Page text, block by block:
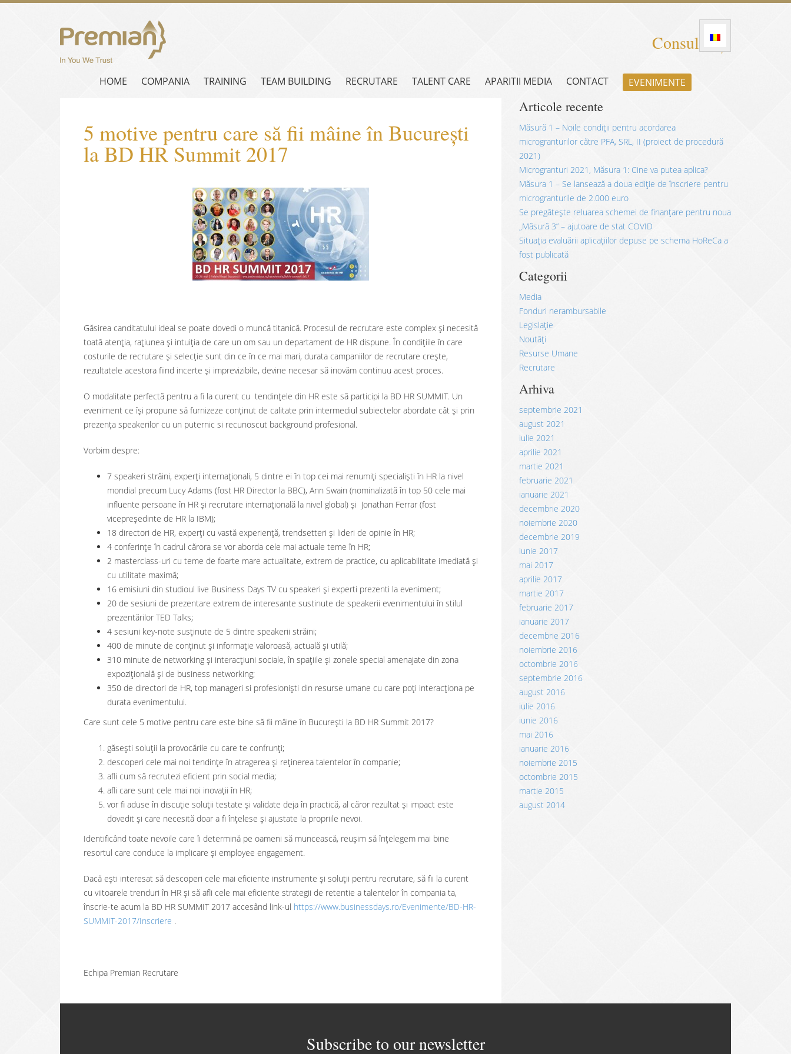
Consultanță
HOME COMPANIA TRAINING TEAM BUILDING RECRUTARE TALENT CARE APARITII MEDIA CONTACT EVENIMENTE
5 motive pentru care să fii mâine în București
la BD HR Summit 2017
Găsirea canditatului ideal se poate dovedi o muncă titanică. Procesul de recrutare este complex și necesită
toată atenția, rațiunea și intuiția de care un om sau un departament de HR dispune. În condițiile în care
costurile de recrutare și selecție sunt din ce în ce mai mari, durata campaniilor de recrutare crește,
rezultatele acestora fiind incerte și imprevizibile, devine necesar să inovăm continuu acest proces.
O modalitate perfectă pentru a fi la curent cu tendințele din HR este să participi la BD HR SUMMIT. Un
eveniment ce își propune să furnizeze conținut de calitate prin intermediul subiectelor abordate cât și prin
prezența speakerilor cu un puternic si recunoscut background profesional.
Vorbim despre:
7 speakeri străini, experți internaționali, 5 dintre ei în top cei mai renumiți specialiști în HR la nivel
mondial precum Lucy Adams (fost HR Director la BBC), Ann Swain (nominalizată în top 50 cele mai
influente persoane în HR și recrutare internațională la nivel global) și Jonathan Ferrar (fost
vicepreședinte de HR la IBM);
18 directori de HR, experți cu vastă experiență, trendsetteri și lideri de opinie în HR;
4 conferințe în cadrul cărora se vor aborda cele mai actuale teme în HR;
2 masterclass-uri cu teme de foarte mare actualitate, extrem de practice, cu aplicabilitate imediată și
cu utilitate maximă;
16 emisiuni din studioul live Business Days TV cu speakeri și experti prezenti la eveniment;
20 de sesiuni de prezentare extrem de interesante sustinute de speakerii evenimentului în stilul
prezentărilor TED Talks;
4 sesiuni key-note susținute de 5 dintre speakerii străini;
400 de minute de conținut și informație valoroasă, actuală și utilă;
310 minute de networking și interacțiuni sociale, în spațiile și zonele special amenajate din zona
expozițională și de business networking;
350 de directori de HR, top manageri si profesioniști din resurse umane cu care poți interacționa pe
durata evenimentului.
Care sunt cele 5 motive pentru care este bine să fii mâine în București la BD HR Summit 2017?
găsești soluții la provocările cu care te confrunți;
descoperi cele mai noi tendințe în atragerea și reținerea talentelor în companie;
afli cum să recrutezi eficient prin social media;
afli care sunt cele mai noi inovații în HR;
vor fi aduse în discuție soluții testate și validate deja în practică, al căror rezultat și impact este
dovedit și care necesită doar a fi înțelese și ajustate la propriile nevoi.
Identificând toate nevoile care îi determină pe oameni să muncească, reuşim să înţelegem mai bine
resortul care conduce la implicare şi employee engagement.
Dacă ești interesat să descoperi cele mai eficiente instrumente și soluții pentru recrutare, să fii la curent
cu viitoarele trenduri în HR și să afli cele mai eficiente strategii de retentie a talentelor în compania ta,
înscrie-te acum la BD HR SUMMIT 2017 accesând link-ul https://www.businessdays.ro/Evenimente/BD-HR-
SUMMIT-2017/Inscriere .
Echipa Premian Recrutare
Articole recente
Măsură 1 – Noile condiții pentru acordarea
microgranturilor către PFA, SRL, II (proiect de procedură
2021)
Microgranturi 2021, Măsura 1: Cine va putea aplica?
Măsura 1 – Se lansează a doua ediție de înscriere pentru
microgranturile de 2.000 euro
Se pregătește reluarea schemei de finanțare pentru noua
„Măsură 3” – ajutoare de stat COVID
Situația evaluării aplicațiilor depuse pe schema HoReCa a
fost publicată
Categorii
Media
Fonduri nerambursabile
Legislație
Noutăți
Resurse Umane
Recrutare
Arhiva
septembrie 2021
august 2021
iulie 2021
aprilie 2021
martie 2021
februarie 2021
ianuarie 2021
decembrie 2020
noiembrie 2020
decembrie 2019
iunie 2017
mai 2017
aprilie 2017
martie 2017
februarie 2017
ianuarie 2017
decembrie 2016
noiembrie 2016
octombrie 2016
septembrie 2016
august 2016
iulie 2016
iunie 2016
mai 2016
ianuarie 2016
noiembrie 2015
octombrie 2015
martie 2015
august 2014
Subscribe to our newsletter